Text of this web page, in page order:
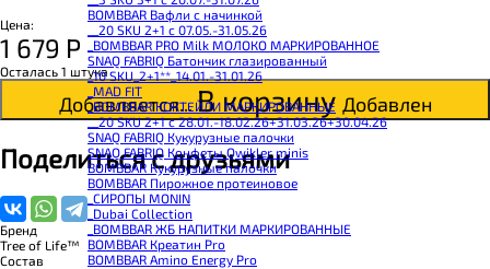
BOMBBAR Вафли с начинкой
__20 SKU 2+1 с 07.05.-31.05.26
_BOMBBAR PRO Milk МОЛОКО МАРКИРОВАННОЕ
SNAQ FABRIQ Батончик глазированный
_10 SKU_2+1**_14.01.-31.01.26
_MAD FIT
_BOMBBAR КОКТЕЙЛИ МАРКИРОВАННЫЕ
__20 SKU 2+1 с 28.01.-18.02.26+31.03.26+30.04.26
SNAQ FABRIQ Кукурузные палочки
SNAQ FABRIQ Конфеты Qwikler minis
BOMBBAR Кукурузные палочки
BOMBBAR Пирожное протеиновое
_CИРОПЫ MONIN
_Dubai Collection
_BOMBBAR ЖБ НАПИТКИ МАРКИРОВАННЫЕ
BOMBBAR Креатин Pro
BOMBBAR Amino Energy Pro
Цена:
1 679 Р
Осталась 1 штука
Добавляется...В корзину Добавлен
Поделиться с друзьями
Бренд
Tree of Life™
Состав